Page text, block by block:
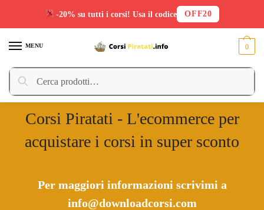
MENU
Cerca:
Cerca
0
Corsi Piratati - L'ecommerce per
acquistare i corsi in super sconto
Per maggiori informazioni scrivimi a
info@downloadcorsi.com
-20% su tutti i corsi! Usa il codice OFF20